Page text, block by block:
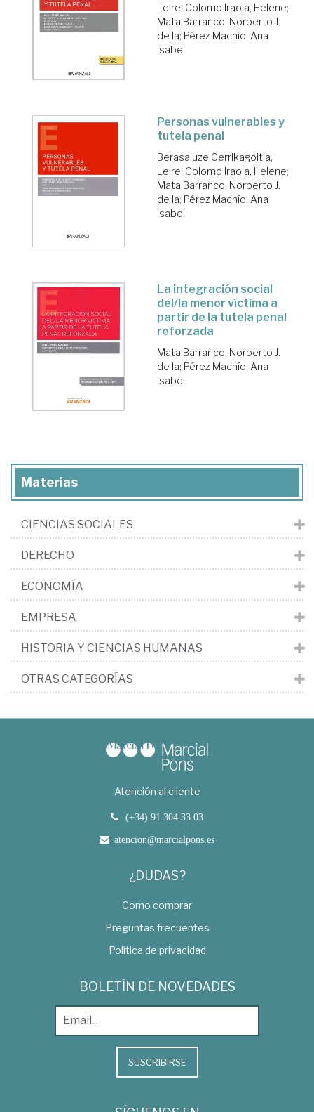
Leire; Colomo Iraola, Helene;
Mata Barranco, Norberto J.
de la; Pérez Machío, Ana
Isabel
Personas vulnerables y
tutela penal
Berasaluze Gerrikagoitia,
Leire; Colomo Iraola, Helene;
Mata Barranco, Norberto J.
de la; Pérez Machío, Ana
Isabel
La integración social
del/la menor víctima a
partir de la tutela penal
reforzada
Mata Barranco, Norberto J.
de la; Pérez Machío, Ana
Isabel
Materias
CIENCIAS SOCIALES
DERECHO
ECONOMÍA
EMPRESA
HISTORIA Y CIENCIAS HUMANAS
OTRAS CATEGORÍAS
Atención al cliente
(+34) 91 304 33 03
atencion@marcialpons.es
¿DUDAS?
Como comprar
Preguntas frecuentes
Política de privacidad
BOLETÍN DE NOVEDADES
SUSCRIBIRSE